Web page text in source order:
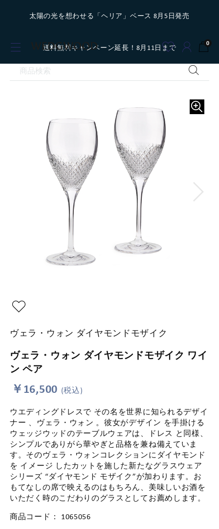
太陽の光を想わせる「ヘリア」ベース 8月5日発売
送料無料キャンペーン延長！8月11日まで 0
ヴェラ・ウォン ダイヤモンドモザイク
ヴェラ・ウォン ダイヤモンドモザイク ワイ
ン ペア
￥16,500 (税込)
ウエディングドレスで その名を世界に知られるデザイ
ナー 、ヴェラ・ウォン 。彼女がデザイン を手掛ける
ウェッジウッドのテーブルウェアは、ドレス と同様、
シンプルでありがら華やぎと品格を兼ね備えていま
す。そのヴェラ・ウォンコレクションにダイヤモンド
を イメージ したカットを施した新たなグラスウェア
シリーズ “ダイヤモンド モザイク”が加わります。お
もてなしの席で映えるのはもちろん、美味しいお酒を
いただく時のこだわりのグラスとしてお薦めします。
商品コード： 1065056